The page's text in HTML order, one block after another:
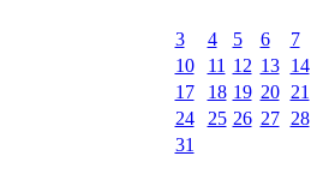
3
4 5 6 7
10
11 12 13 14
17
18 19 20 21
24
25 26 27 28
31